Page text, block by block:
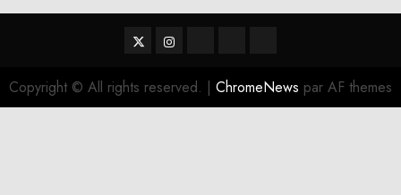
TwitterInstagram
Copyright © All rights reserved. | ChromeNews par AF themes